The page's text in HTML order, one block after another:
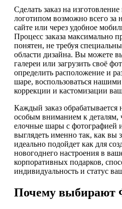
Сделать заказ на
логотипом возможно всего за
сайте или через удобное
Процесс заказа максимально
понятен, не требуя
области дизайна. Вы можете
галереи или загрузить своё
определить расположение и
шаре, воспользоваться
коррекции и кастомизации
Каждый заказ
особым вниманием к деталям,
елочные шары с фотографией
выглядеть именно так, как вы
идеально подойдет как для
новогоднего настроения в
корпоративных подарков,
индивидуальность и статус
Почему выбирают